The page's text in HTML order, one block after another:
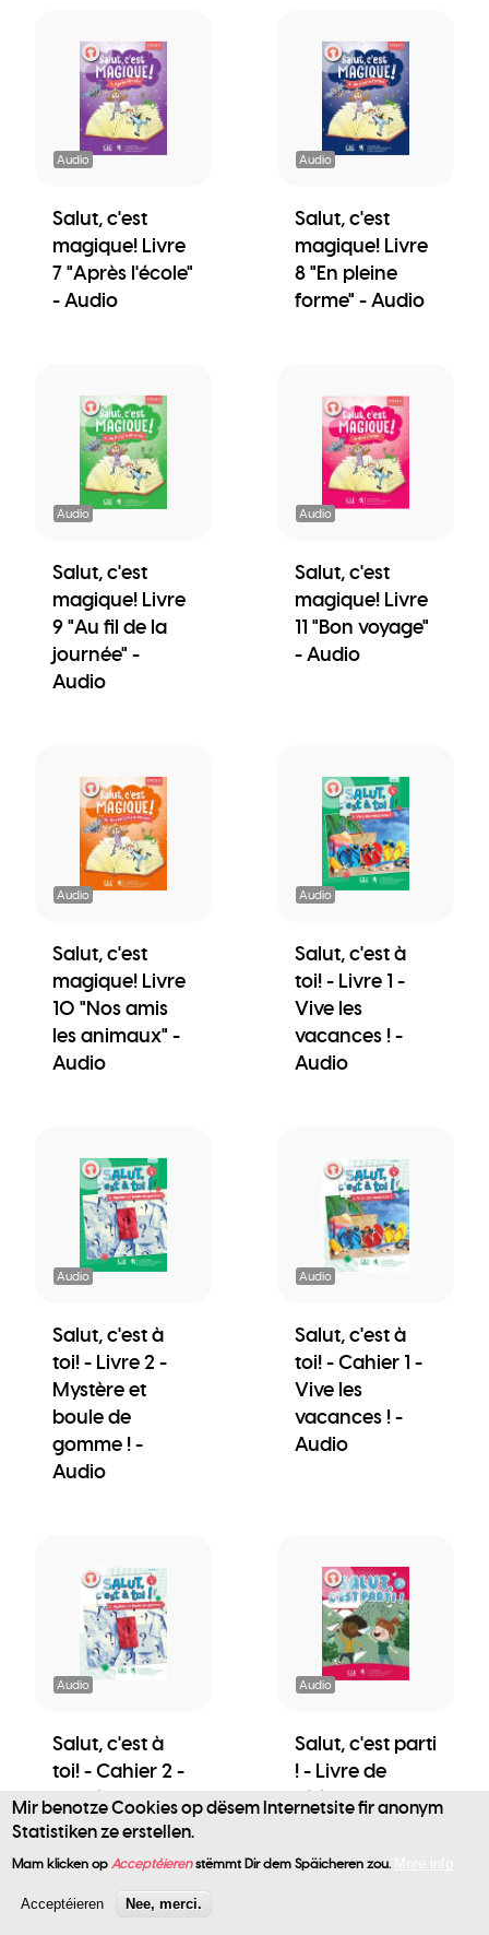
User
account
Audio
Salut, c'est
magique! Livre
7 "Après l'école"
- Audio
Audio
Salut, c'est
magique! Livre
8 "En pleine
forme" - Audio
Audio
Salut, c'est
magique! Livre
9 "Au fil de la
journée" -
Audio
Audio
Salut, c'est
magique! Livre
11 "Bon voyage"
- Audio
Audio
Salut, c'est
magique! Livre
10 "Nos amis
les animaux" -
Audio
Audio
Salut, c'est à
toi! - Livre 1 -
Vive les
vacances ! -
Audio
Audio
Salut, c'est à
toi! - Livre 2 -
Mystère et
boule de
gomme ! -
Audio
Audio
Salut, c'est à
toi! - Cahier 1 -
Vive les
vacances ! -
Audio
Audio
Salut, c'est à
toi! - Cahier 2 -
Mystère et
boule de
gomme ! -
Audio
Salut, c'est parti
! - Livre de
l'élève - Audio
Mir benotze Cookies op dësem Internetsite fir anonym
Statistiken ze erstellen.
Mam klicken op Acceptéierenstëmmt Dir dem Späicheren zou.
Acceptéieren Nee, merci.